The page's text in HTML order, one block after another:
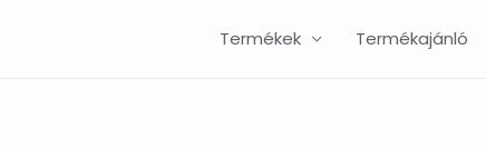
Termékek Termékajánló